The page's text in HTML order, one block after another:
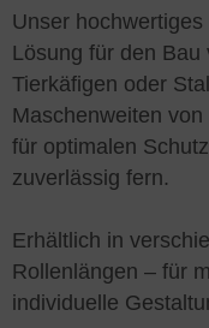
Unser
Lösung für den Bau
Tierkäfigen oder
Maschenweiten
für optimalen
zuverlässig fern.
Erhältlich in
Rollenlängen – für
individuelle